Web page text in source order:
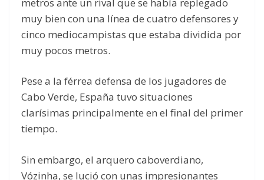
muy bien con una línea de cuatro defensores y
cinco mediocampistas que estaba dividida por
muy pocos metros.
Pese a la férrea defensa de los jugadores de
Cabo Verde, España tuvo situaciones
clarísimas principalmente en el final del primer
tiempo.
Sin embargo, el arquero caboverdiano,
Vózinha, se lució con unas impresionantes